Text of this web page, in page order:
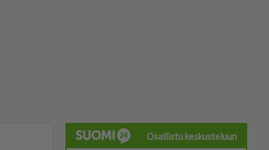
Osallistu keskusteluun